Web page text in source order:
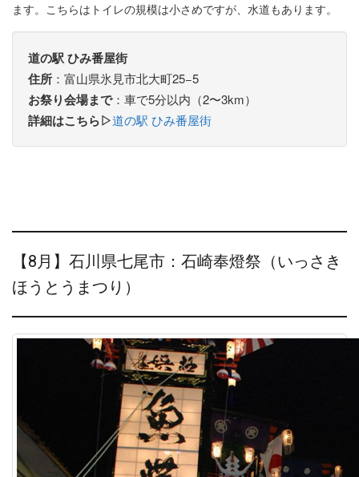
ます。こちらはトイレの規模は小さめですが、水道もあります。
道の駅 ひみ番屋街
住所 ：富山県氷見市北大町25−5
お祭り会場まで：車で5分以内（2〜3km）
詳細はこちら▷道の駅 ひみ番屋街
【8月】石川県七尾市：石崎奉燈祭（いっさき
ほうとうまつり）